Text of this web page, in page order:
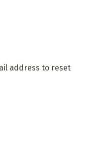
address to reset